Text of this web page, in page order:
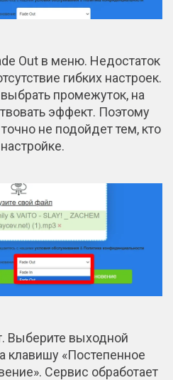
Out в меню. Недостаток
гибких настроек.
промежуток, на
эффект. Поэтому
не подойдет тем, кто
Выберите выходной
клавишу «Постепенное
Сервис обработает